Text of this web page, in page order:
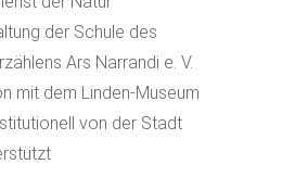
der Schule des
Ars Narrandi e. V.
mit dem Linden-Museum
von der Stadt